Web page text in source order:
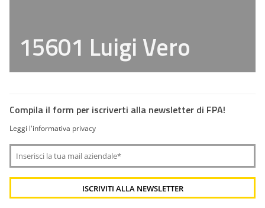
15601 Luigi Vero
Compila il form per iscriverti alla newsletter di FPA!
Leggi l'informativa privacy